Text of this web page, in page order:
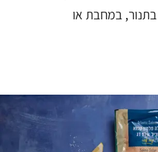
בתנור, במחבת או